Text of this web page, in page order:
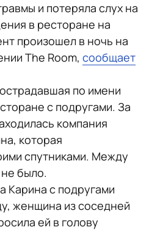
и потеряла слух на
в ресторане на
произошел в ночь на
The Room, сообщает
по имени
с подругами. За
компания
которая
спутниками. Между
было.
Карина с подругами
женщина из соседней
ей в голову